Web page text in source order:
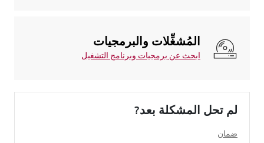
المُشغِّلات والبرمجيات
ابحث عن برمجيات وبرنامج التشغيل
لم تحل المشكلة بعد?
ضمان